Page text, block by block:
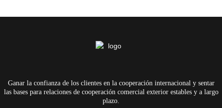
Ganar la confianza de los clientes en la cooperación internacional y sentar
las bases para relaciones de cooperación comercial exterior estables y a largo
plazo.